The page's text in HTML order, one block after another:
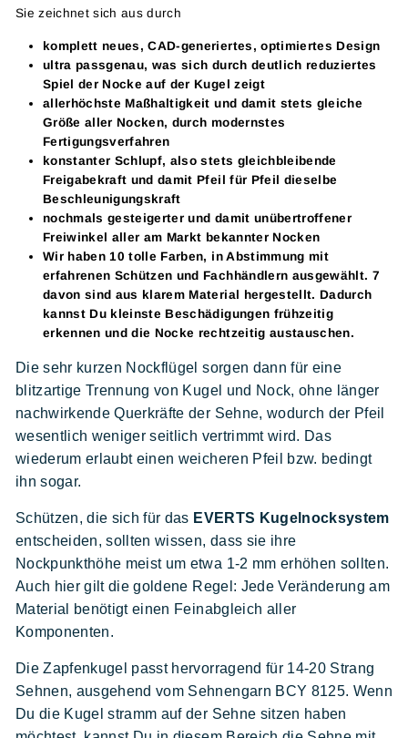
Sie zeichnet sich aus durch
komplett neues, CAD-generiertes, optimiertes Design
ultra passgenau, was sich durch deutlich reduziertes
Spiel der Nocke auf der Kugel zeigt
allerhöchste Maßhaltigkeit und damit stets gleiche
Größe aller Nocken, durch modernstes
Fertigungsverfahren
konstanter Schlupf, also stets gleichbleibende
Freigabekraft und damit Pfeil für Pfeil dieselbe
Beschleunigungskraft
nochmals gesteigerter und damit unübertroffener
Freiwinkel aller am Markt bekannter Nocken
Wir haben 10 tolle Farben, in Abstimmung mit
erfahrenen Schützen und Fachhändlern ausgewählt. 7
davon sind aus klarem Material hergestellt. Dadurch
kannst Du kleinste Beschädigungen frühzeitig
erkennen und die Nocke rechtzeitig austauschen.
Die sehr kurzen Nockflügel sorgen dann für eine
blitzartige Trennung von Kugel und Nock, ohne länger
nachwirkende Querkräfte der Sehne, wodurch der Pfeil
wesentlich weniger seitlich vertrimmt wird. Das
wiederum erlaubt einen weicheren Pfeil bzw. bedingt
ihn sogar.
Schützen, die sich für das EVERTS Kugelnocksystem
entscheiden, sollten wissen, dass sie ihre
Nockpunkthöhe meist um etwa 1-2 mm erhöhen sollten.
Auch hier gilt die goldene Regel: Jede Veränderung am
Material benötigt einen Feinabgleich aller
Komponenten.
Die Zapfenkugel passt hervorragend für 14-20 Strang
Sehnen, ausgehend vom Sehnengarn BCY 8125. Wenn
Du die Kugel stramm auf der Sehne sitzen haben